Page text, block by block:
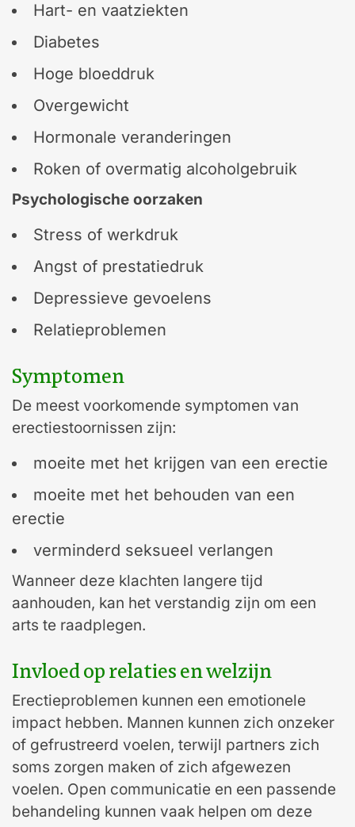
Hart- en vaatziekten
Diabetes
Hoge bloeddruk
Overgewicht
Hormonale veranderingen
Roken of overmatig alcoholgebruik
Psychologische oorzaken
Stress of werkdruk
Angst of prestatiedruk
Depressieve gevoelens
Relatieproblemen
Symptomen
De meest voorkomende symptomen van
erectiestoornissen zijn:
moeite met het krijgen van een erectie
moeite met het behouden van een
erectie
verminderd seksueel verlangen
Wanneer deze klachten langere tijd
aanhouden, kan het verstandig zijn om een
arts te raadplegen.
Invloed op relaties en welzijn
Erectieproblemen kunnen een emotionele
impact hebben. Mannen kunnen zich onzeker
of gefrustreerd voelen, terwijl partners zich
soms zorgen maken of zich afgewezen
voelen. Open communicatie en een passende
behandeling kunnen vaak helpen om deze